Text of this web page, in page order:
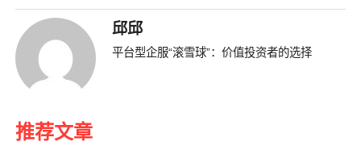
邱邱
平台型企服“滚雪球”：价值投资者的选择
推荐文章